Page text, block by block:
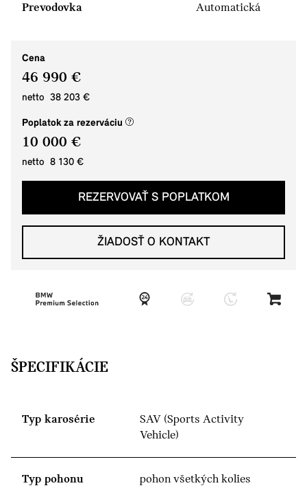
Prevodovka Automatická
Cena
46 990 €
netto 38 203 €
Poplatok za rezerváciu (nové okno)
10 000 €
netto 8 130 €
REZERVOVAŤ S POPLATKOM
ŽIADOSŤ O KONTAKT
ŠPECIFIKÁCIE
Typ karosérie
SAV (Sports Activity
Vehicle)
Typ pohonu pohon všetkých kolies